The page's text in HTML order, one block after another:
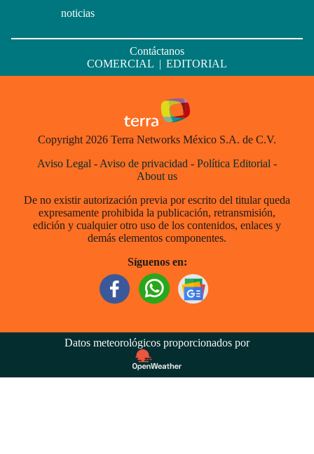
noticias
Contáctanos
COMERCIAL | EDITORIAL
Copyright 2026 Terra Networks México S.A. de C.V.
Aviso Legal - Aviso de privacidad - Política Editorial -
About us
De no existir autorización previa por escrito del titular queda
expresamente prohibida la publicación, retransmisión,
edición y cualquier otro uso de los contenidos, enlaces y
demás elementos componentes.
Síguenos en:
Datos meteorológicos proporcionados por